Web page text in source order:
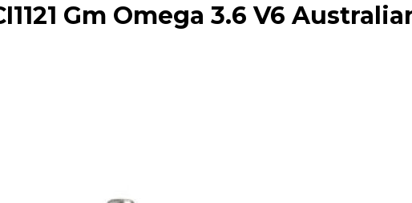
Gm Omega 3.6 V6